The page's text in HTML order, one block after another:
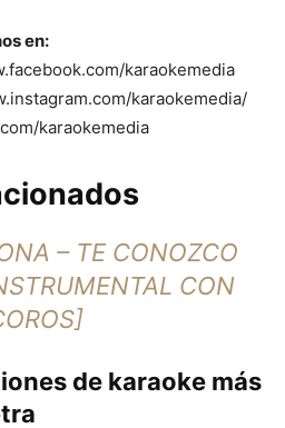
en:
karaokemedia
karaokemedia/
karaokemedia
– TE CONOZCO
CON
de karaoke más